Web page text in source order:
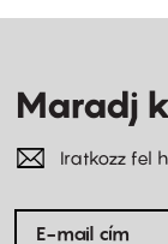
Maradj
Iratkozz fel